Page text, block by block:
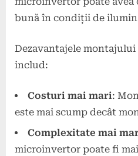
bună în condiții de
Dezavantajele
includ:
Costuri mai mari:
este mai scump decât
Complexitate mai
microinvertor poate fi